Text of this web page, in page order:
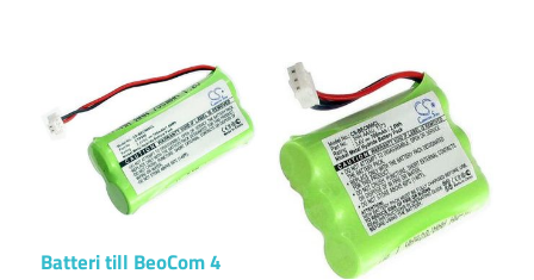
Batteri till BeoCom 4